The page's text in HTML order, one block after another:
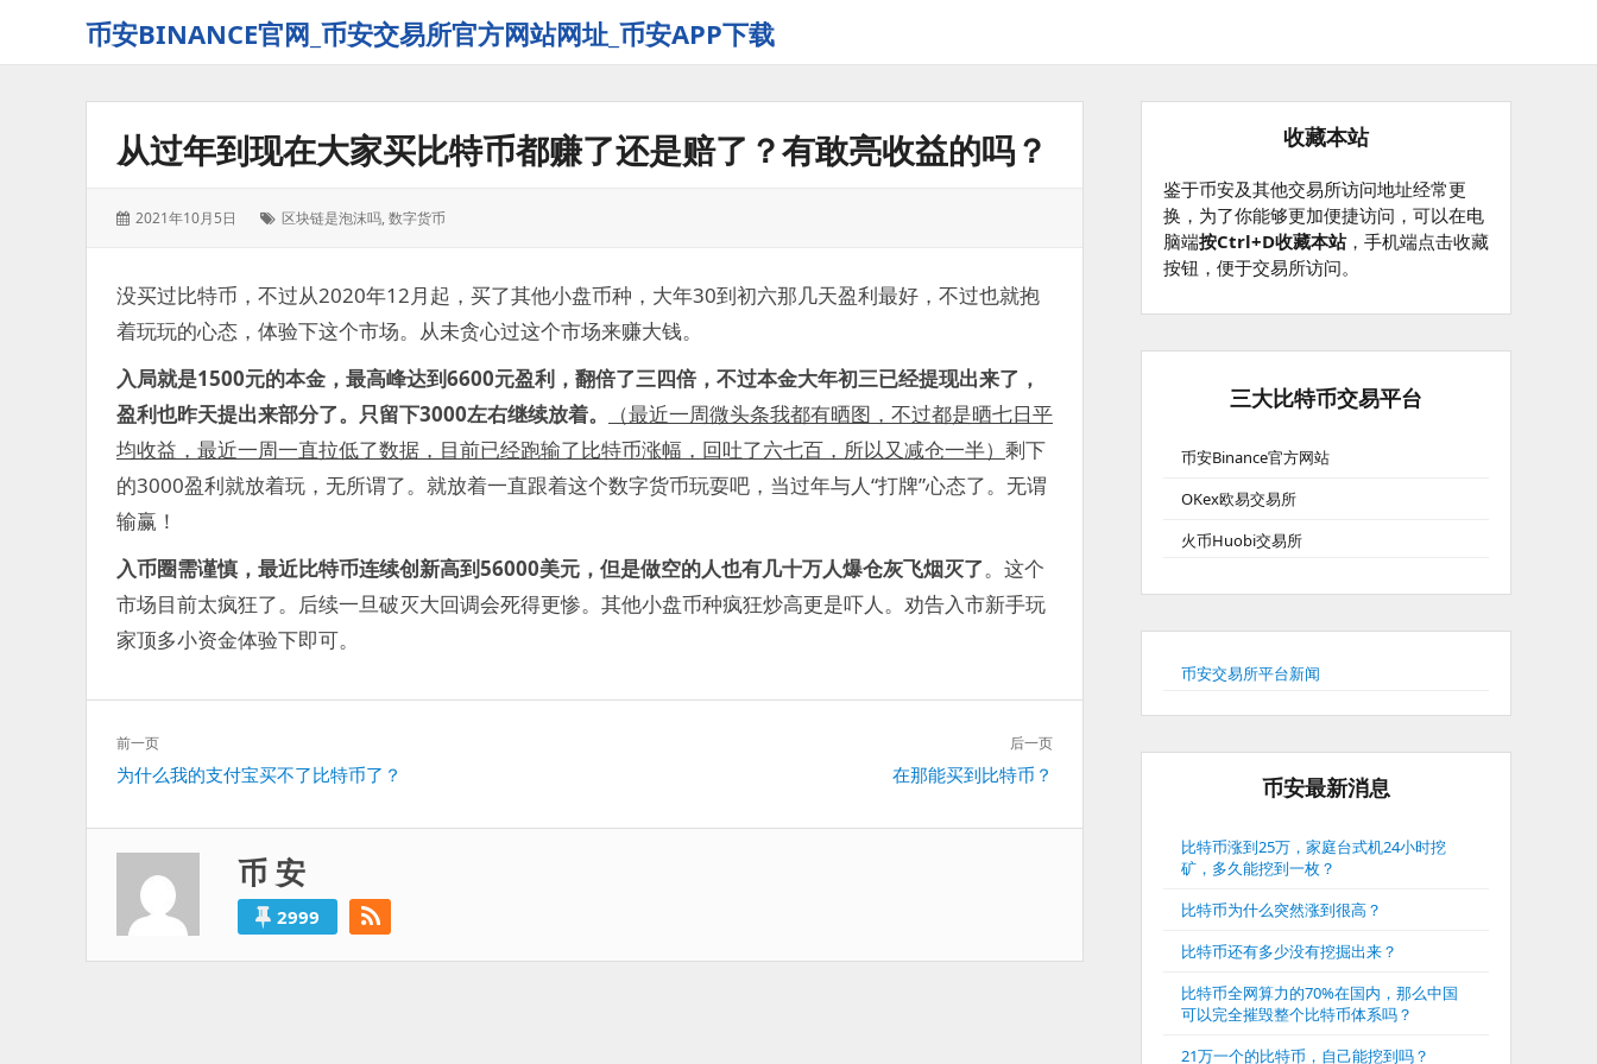
币安BINANCE官网_币安交易所官方网站网址_币安APP下载
从过年到现在大家买比特币都赚了还是赔了？有敢亮收益的吗？
发
2021年10月5日
标
区块链是泡沫吗,数字货币
没买过比特币，不过从2020年12月起，买了其他小盘币种，大年30到初六那几天盈利最好，不过也就抱
着玩玩的心态，体验下这个市场。从未贪心过这个市场来赚大钱。
入局就是1500元的本金，最高峰达到6600元盈利，翻倍了三四倍，不过本金大年初三已经提现出来了，
盈利也昨天提出来部分了。只留下3000左右继续放着。
（最近一周微头条我都有晒图，不过都是晒七日平
均收益，最近一周一直拉低了数据，目前已经跑输了比特币涨幅，回吐了六七百，所以又减仓一半） 剩下
的3000盈利就放着玩，无所谓了。就放着一直跟着这个数字货币玩耍吧，当过年与人“打牌”心态了。无谓
输赢！
入币圈需谨慎，最近比特币连续创新高到56000美元，但是做空的人也有几十万人爆仓灰飞烟灭了。这个
市场目前太疯狂了。后续一旦破灭大回调会死得更惨。其他小盘币种疯狂炒高更是吓人。劝告入市新手玩
家顶多小资金体验下即可。
文
章
导
航
前一页
上
篇：
为什么我的支付宝买不了比特币了？
后一页
篇：
在那能买到比特币？
币 安
2999
收藏本站
鉴于币安及其他交易所访问地址经常更
换，为了你能够更加便捷访问，可以在电
脑端按Ctrl+D收藏本站，手机端点击收藏
按钮，便于交易所访问。
三大比特币交易平台
币安Binance官方网站
OKex欧易交易所
火币Huobi交易所
币安交易所平台新闻
币安最新消息
比特币涨到25万，家庭台式机24小时挖
矿，多久能挖到一枚？
比特币为什么突然涨到很高？
比特币还有多少没有挖掘出来？
比特币全网算力的70%在国内，那么中国
可以完全摧毁整个比特币体系吗？
21万一个的比特币，自己能挖到吗？